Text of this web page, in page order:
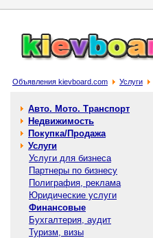
Объявления kievboard.com Услуги
Авто. Мото. Транспорт
Недвижимость
Покупка/Продажа
Услуги
Услуги для бизнеса
Партнеры по бизнесу
Полиграфия, реклама
Юридические услуги
Финансовые
Бухгалтерия, аудит
Туризм, визы